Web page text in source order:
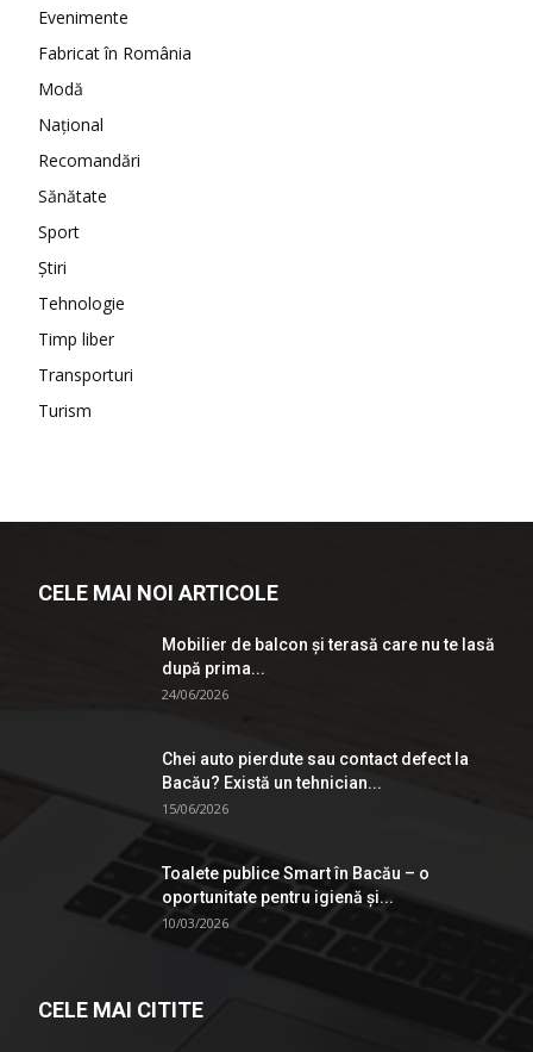
Evenimente
Fabricat în România
Modă
Național
Recomandări
Sănătate
Sport
Ştiri
Tehnologie
Timp liber
Transporturi
Turism
CELE MAI NOI ARTICOLE
Mobilier de balcon și terasă care nu te lasă
după prima...
24/06/2026
Chei auto pierdute sau contact defect la
Bacău? Există un tehnician...
15/06/2026
Toalete publice Smart în Bacău – o
oportunitate pentru igienă şi...
10/03/2026
CELE MAI CITITE